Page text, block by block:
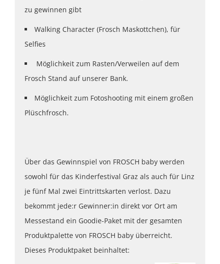
zu gewinnen gibt
Walking Character (Frosch Maskottchen), für
Selfies
Möglichkeit zum Rasten/Verweilen auf dem
Frosch Stand auf unserer Bank.
Möglichkeit zum Fotoshooting mit einem großen
Plüschfrosch.
Über das Gewinnspiel von FROSCH baby werden
sowohl für das Kinderfestival Graz als auch für Linz
je fünf Mal zwei Eintrittskarten verlost. Dazu
bekommt jede:r Gewinner:in direkt vor Ort am
Messestand ein Goodie-Paket mit der gesamten
Produktpalette von FROSCH baby überreicht.
Dieses Produktpaket beinhaltet: